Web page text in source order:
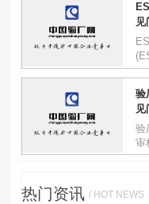
见
验
见
验
审
热门资讯 / HOT NEWS